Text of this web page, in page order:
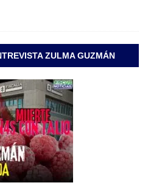
ZULMA GUZMÁN